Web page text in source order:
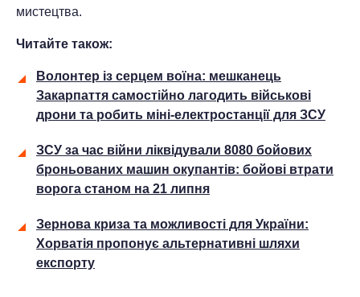
мистецтва.
Читайте також:
Волонтер із серцем воїна: мешканець
Закарпаття самостійно лагодить військові
дрони та робить міні-електростанції для ЗСУ
ЗСУ за час війни ліквідували 8080 бойових
броньованих машин окупантів: бойові втрати
ворога станом на 21 липня
Зернова криза та можливості для України:
Хорватія пропонує альтернативні шляхи
експорту